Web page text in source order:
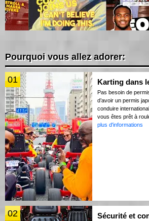
Pourquoi vous allez adorer:
01 Karting dans
Pas besoin de
d’avoir un permis
conduire
vous êtes prêt à
plus d'informations
02 Sécurité et